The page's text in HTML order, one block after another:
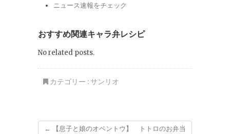
ニュース速報をチェック
おすすめ関連キャラ弁レシピ
No related posts.
カテゴリー :サンリオ
← 【息子と娘のオベントウ】 トトロのお弁当